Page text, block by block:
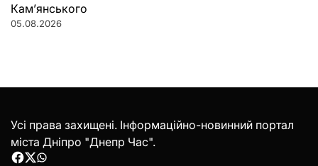
Кам’янського
05.08.2026
Усі права захищені. Інформаційно-новинний портал
міста Дніпро "Днепр Час".